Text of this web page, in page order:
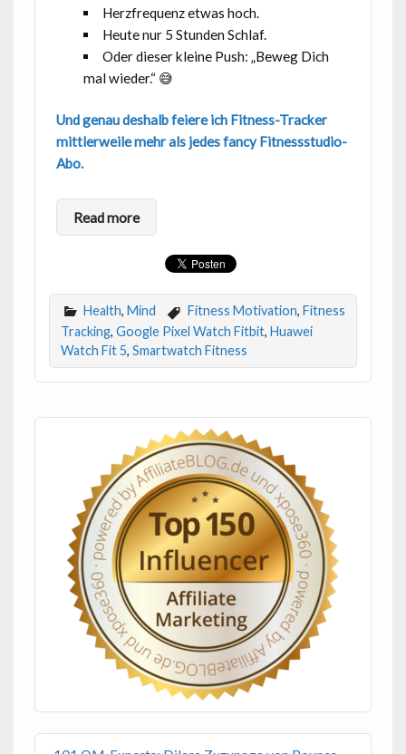
Herzfrequenz etwas hoch.
Heute nur 5 Stunden Schlaf.
Oder dieser kleine Push: „Beweg Dich
mal wieder.“ 😅
Und genau deshalb feiere ich Fitness-Tracker
mittlerweile mehr als jedes fancy Fitnessstudio-
Abo.
Read more
Health, Mind Fitness Motivation, Fitness
Tracking, Google Pixel Watch Fitbit, Huawei
Watch Fit 5, Smartwatch Fitness